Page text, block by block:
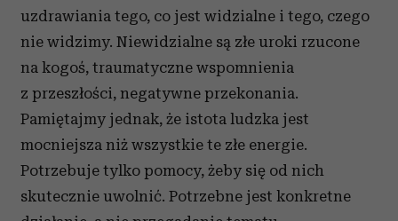
uzdrawiania tego, co jest widzialne i tego, czego
nie widzimy. Niewidzialne są złe uroki rzucone
na kogoś, traumatyczne wspomnienia
z przeszłości, negatywne przekonania.
Pamiętajmy jednak, że istota ludzka jest
mocniejsza niż wszystkie te złe energie.
Potrzebuje tylko pomocy, żeby się od nich
skutecznie uwolnić. Potrzebne jest konkretne